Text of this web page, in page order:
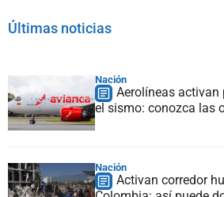
Últimas noticias
Nación
Aerolíneas activan
el sismo: conozca las
Nación
Activan corredor